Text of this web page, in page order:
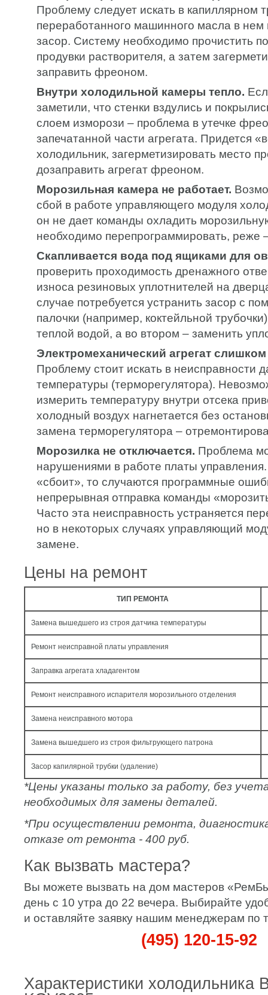
Проблему следует искать в капиллярном
переработанного машинного масла в нем
засор. Систему необходимо прочистить
продувки растворителя, а затем
заправить фреоном.
Внутри холодильной камеры тепло.
заметили, что стенки вздулись и
слоем изморози – проблема в утечке
запечатанной части агрегата. Придется
холодильник, загерметизировать место
дозаправить агрегат фреоном.
Морозильная камера не работает.
сбой в работе управляющего модуля
он не дает команды охладить
необходимо перепрограммировать, реже
Скапливается вода под ящиками для
проверить проходимость дренажного
износа резиновых уплотнителей на
случае потребуется устранить засор с
палочки (например, коктейльной
теплой водой, а во втором – заменить
Электромеханический агрегат
Проблему стоит искать в неисправности
температуры (терморегулятора).
измерить температуру внутри отсека
холодный воздух нагнетается без
замена терморегулятора –
Морозилка не отключается. Проблема
нарушениями в работе платы управления.
«сбоит», то случаются программные
непрерывная отправка команды
Часто эта неисправность устраняется
но в некоторых случаях управляющий
замене.
Цены на ремонт
ТИП РЕМОНТА
Замена вышедшего из строя датчика температуры
Ремонт неисправной платы управления
Заправка агрегата хладагентом
Ремонт неисправного испарителя морозильного отделения
Замена неисправного мотора
Замена вышедшего из строя фильтрующего патрона
Засор капилярной трубки (удаление)
*Цены указаны только за работу, без
необходимых для замены деталей.
*При осуществлении ремонта,
отказе от ремонта - 400 руб.
Как вызвать мастера?
Вы можете вызвать на дом мастеров
день с 10 утра до 22 вечера. Выбирайте
и оставляйте заявку нашим менеджерам по
(495) 120-15-92
Характеристики холодильника